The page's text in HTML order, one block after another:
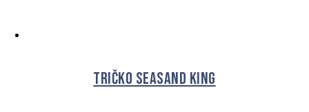
Tričko Seasand King